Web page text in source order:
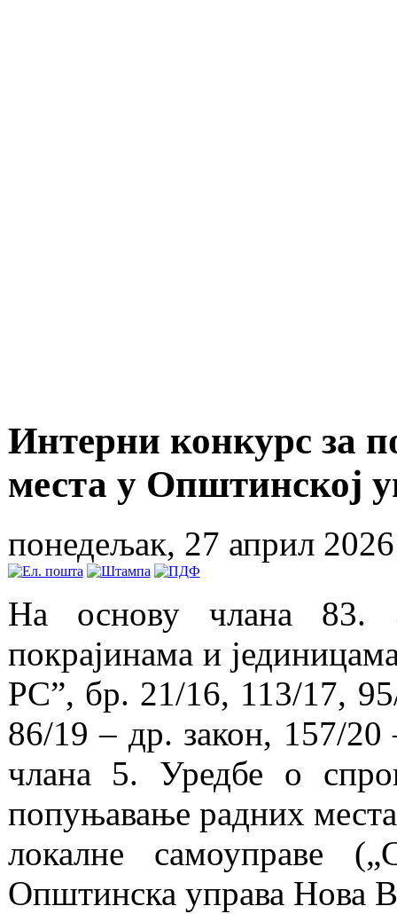
Интерни конкурс за
места у Општинској
понедељак, 27 април
На основу члана 83.
покрајинама и
РС”, бр. 21/16, 113/17,
86/19 – др. закон, 157/
члана 5. Уредбе о
попуњавање радних
локалне самоуправе
Општинска управа Нова